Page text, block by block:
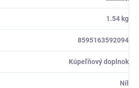
1.54 kg
8595163592094
Kúpeľňový doplnok
Níl